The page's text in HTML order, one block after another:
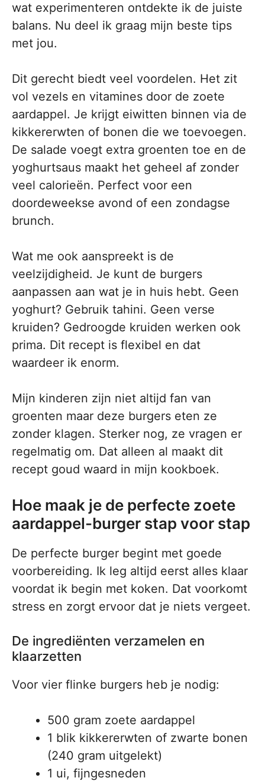
wat experimenteren ontdekte ik de juiste
balans. Nu deel ik graag mijn beste tips
met jou.
Dit gerecht biedt veel voordelen. Het zit
vol vezels en vitamines door de zoete
aardappel. Je krijgt eiwitten binnen via de
kikkererwten of bonen die we toevoegen.
De salade voegt extra groenten toe en de
yoghurtsaus maakt het geheel af zonder
veel calorieën. Perfect voor een
doordeweekse avond of een zondagse
brunch.
Wat me ook aanspreekt is de
veelzijdigheid. Je kunt de burgers
aanpassen aan wat je in huis hebt. Geen
yoghurt? Gebruik tahini. Geen verse
kruiden? Gedroogde kruiden werken ook
prima. Dit recept is flexibel en dat
waardeer ik enorm.
Mijn kinderen zijn niet altijd fan van
groenten maar deze burgers eten ze
zonder klagen. Sterker nog, ze vragen er
regelmatig om. Dat alleen al maakt dit
recept goud waard in mijn kookboek.
Hoe maak je de perfecte zoete
aardappel-burger stap voor stap
De perfecte burger begint met goede
voorbereiding. Ik leg altijd eerst alles klaar
voordat ik begin met koken. Dat voorkomt
stress en zorgt ervoor dat je niets vergeet.
De ingrediënten verzamelen en
klaarzetten
Voor vier flinke burgers heb je nodig:
500 gram zoete aardappel
1 blik kikkererwten of zwarte bonen
(240 gram uitgelekt)
1 ui, fijngesneden